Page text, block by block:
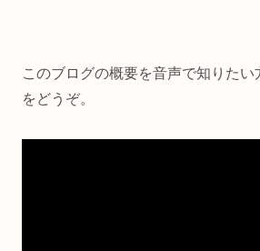
このブログの概要を音声で知りた
をどうぞ。